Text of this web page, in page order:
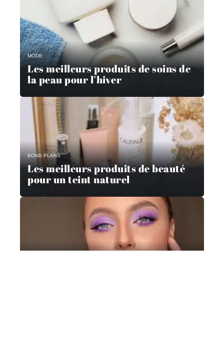
MODE
Les meilleurs produits de soins de
la peau pour l’hiver
BONS PLANS
Les meilleurs produits de beauté
pour un teint naturel